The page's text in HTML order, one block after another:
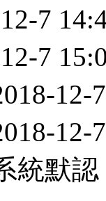
7
7
12-
12-
統默認